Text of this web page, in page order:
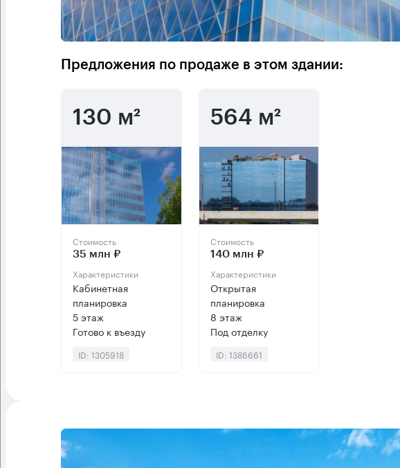
Предложения по продаже в этом здании:
130 м²
Стоимость
35 млн ₽
Характеристики
Кабинетная
планировка
5 этаж
Готово к въезду
ID: 1305918
564 м²
Стоимость
140 млн ₽
Характеристики
Открытая
планировка
8 этаж
Под отделку
ID: 1386661